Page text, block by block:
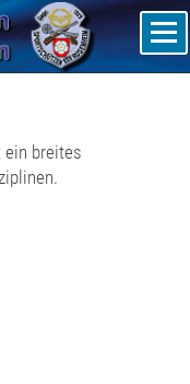
ein breites